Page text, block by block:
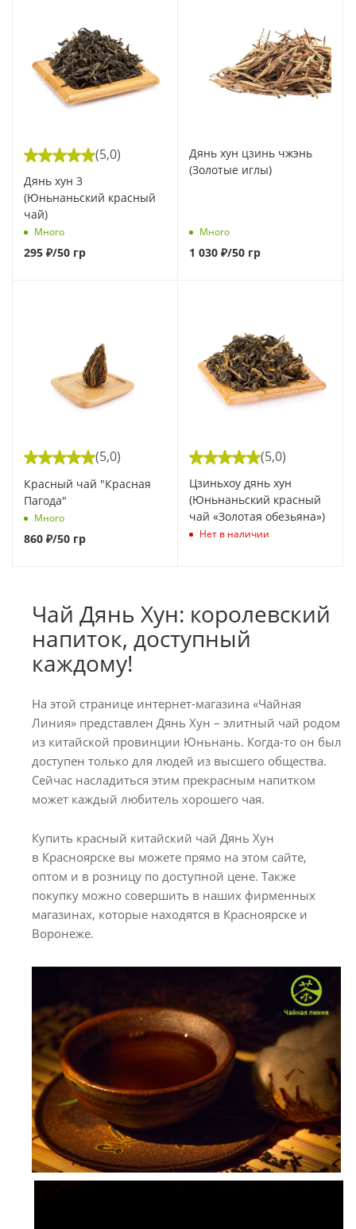
(5,0)
Дянь хун 3
(Юньнаньский красный
чай)
Много
295 ₽/50 гр
Дянь хун цзинь чжэнь
(Золотые иглы)
Много
1 030 ₽/50 гр
(5,0)
Красный чай "Красная
Пагода"
Много
860 ₽/50 гр
(5,0)
Цзиньхоу дянь хун
(Юньнаньский красный
чай «Золотая обезьяна»)
Нет в наличии
Чай Дянь Хун: королевский
напиток, доступный
каждому!
На этой странице интернет-магазина «Чайная
Линия» представлен Дянь Хун – элитный чай родом
из китайской провинции Юньнань. Когда-то он был
доступен только для людей из высшего общества.
Сейчас насладиться этим прекрасным напитком
может каждый любитель хорошего чая.
Купить красный китайский чай Дянь Хун
в Красноярске вы можете прямо на этом сайте,
оптом и в розницу по доступной цене. Также
покупку можно совершить в наших фирменных
магазинах, которые находятся в Красноярске и
Воронеже.